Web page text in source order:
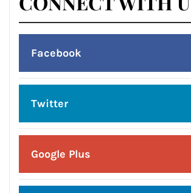
Posted On:10 Aug 2026
अमेरिका में H-1B वीजा नियमों में
CONNECT WITH